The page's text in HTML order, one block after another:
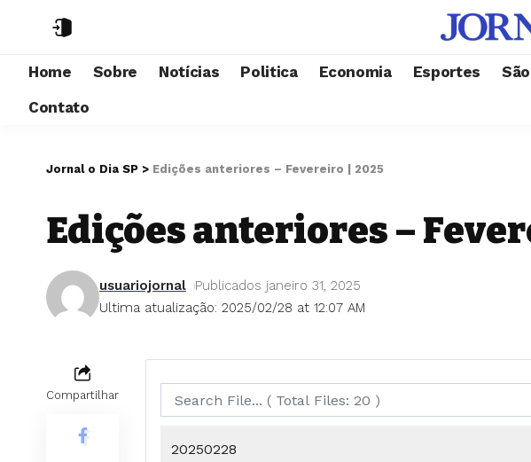
Home Sobre Notícias Politica Economia Esportes
Contato
Jornal o Dia SP > Edições anteriores – Fevereiro | 2025
Edições anteriores –
Ultima atualização: 2025/02/28 at 12:07 AM
usuariojornal Publicados janeiro 31, 2025
Compartilhar
20250228